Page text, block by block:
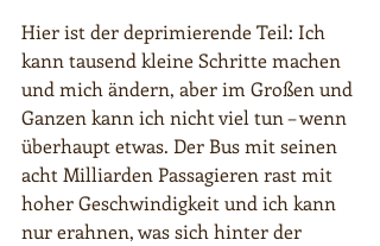
Hier ist der deprimierende Teil: Ich
kann tausend kleine Schritte machen
und mich ändern, aber im Großen und
Ganzen kann ich nicht viel tun – wenn
überhaupt etwas. Der Bus mit seinen
acht Milliarden Passagieren rast mit
hoher Geschwindigkeit und ich kann
nur erahnen, was sich hinter der